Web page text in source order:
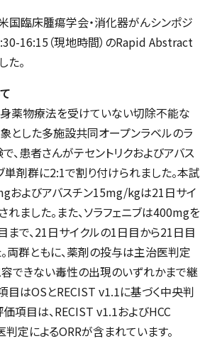
国臨床腫瘍学会・消化器がんシンポジ
16:15（現地時間）のRapid Abstract
た。
薬物療法を受けていない切除不能な
とした多施設共同オープンラベルのラ
、患者さんがテセントリクおよびアバス
単剤群に2:1で割り付けられました。本試
およびアバスチン15mg/kgは21日サイ
ました。また、ソラフェニブは400mgを
まで、21日サイクルの1日目から21日目
両群ともに、薬剤の投与は主治医判定
できない毒性の出現のいずれかまで継
目はOSとRECIST v1.1に基づく中央判
項目は、RECIST v1.1およびHCC
判定によるORRが含まれています。